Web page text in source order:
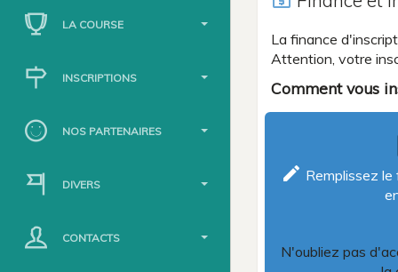
LA COURSE
INSCRIPTIONS
NOS PARTENAIRES
DIVERS
CONTACTS
La finance
Attention, votre
Comment vous
create Remplissez
N'oubliez pas